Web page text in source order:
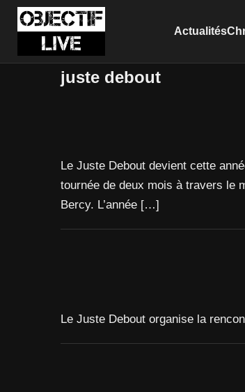
Actualités
juste debout
Le Juste Debout devient cette
tournée de deux mois à travers le
Bercy. L’année […]
Le Juste Debout organise la